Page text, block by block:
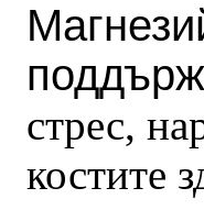
стрес,
костите